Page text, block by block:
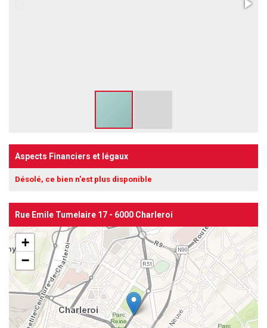
Aspects Financiers et légaux
Désolé, ce bien n'est plus disponible
Rue Emile Tumelaire 17 - 6000 Charleroi
+
−